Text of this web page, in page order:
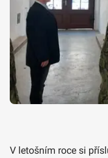
V letošním roce si